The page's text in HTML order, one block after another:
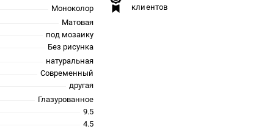
Моноколор
Матовая
под мозаику
Без рисунка
натуральная
Современный
другая
Глазурованное
9.5
4.5
клиентов